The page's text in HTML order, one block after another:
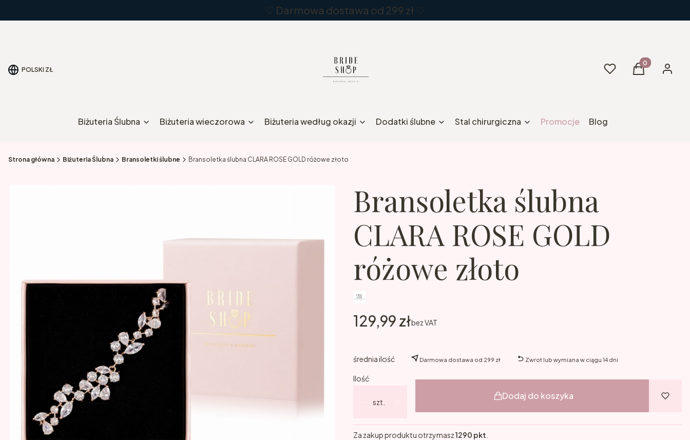
♡ Darmowa dostawa od 299 zł ♡
POLSKI ZŁ UlubioneProdukty w
Koszyk
Biżuteria Ślubna Biżuteria wieczorowa Biżuteria według okazji Dodatki ślubne Stal chirurgiczna Promocje Blog
Strona główna Biżuteria Ślubna Bransoletki ślubne Bransoletka ślubna CLARA ROSE GOLD różowe złoto
Bransoletka ślubna
CLARA ROSE GOLD
różowe złoto
Cena
129,99 złbez VAT
średnia ilość Darmowa dostawa od 299 zł Zwrot lub wymiana w ciągu 14 dni
Ilość
szt.
Dodaj do koszyka
Za zakup produktu otrzymasz1290 pkt